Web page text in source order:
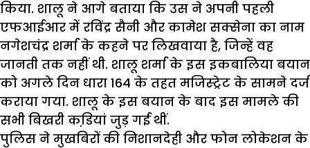
किया. शालू ने आगे बताया कि उस ने अपनी पहली
एफआईआर में रविंद्र सैनी और कामेश सक्सेना का नाम
नगेशचंद्र शर्मा के कहने पर लिखवाया है, जिन्हें वह
जानती तक नहीं थी. शालू शर्मा के इस इकबालिया बयान
को अगले दिन धारा 164 के तहत मजिस्ट्रेट के सामने दर्ज
कराया गया. शालू के इस बयान के बाद इस मामले की
सभी बिखरी कडि़यां जुड़ गई थीं.
पुलिस ने मुखबिरों की निशानदेही और फोन लोकेशन के